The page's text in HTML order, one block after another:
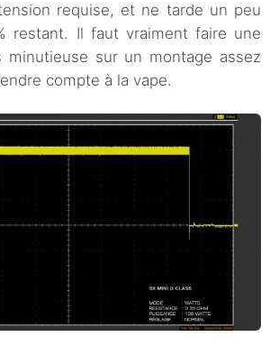
requise, et ne tarde un peu
restant. Il faut vraiment faire une
minutieuse sur un montage assez
compte à la vape.